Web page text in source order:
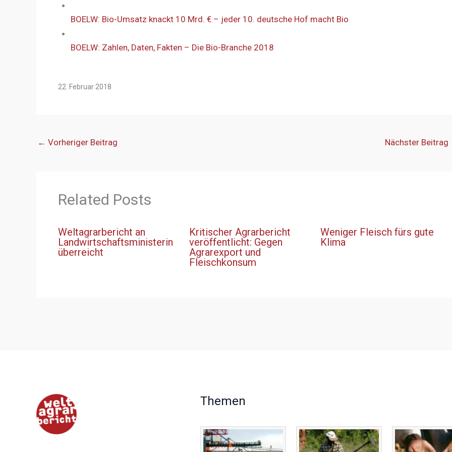
BOELW: Bio-Umsatz knackt 10 Mrd. € – jeder 10. deutsche Hof macht Bio
BOELW: Zahlen, Daten, Fakten – Die Bio-Branche 2018
22. Februar 2018
← Vorheriger Beitrag Nächster Beitrag
Related Posts
Weltagrarbericht an
Landwirtschaftsministerin
überreicht
Kritischer Agrarbericht
veröffentlicht: Gegen
Agrarexport und
Fleischkonsum
Weniger Fleisch fürs gute
Klima
Themen